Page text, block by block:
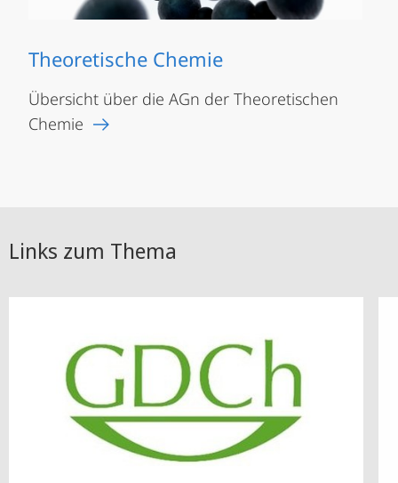
Theoretische Chemie
Übersicht über die AGn der Theoretischen
Chemie
Links zum Thema